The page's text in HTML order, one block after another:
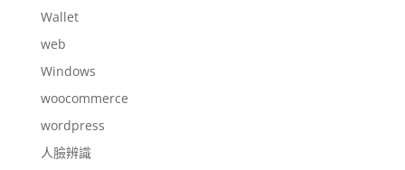
Wallet
web
Windows
woocommerce
wordpress
人臉辨識